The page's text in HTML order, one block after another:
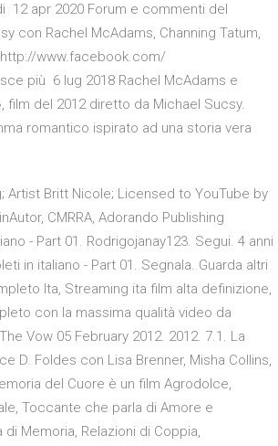
12 apr 2020 Forum e commenti del
con Rachel McAdams, Channing Tatum,
www.facebook.com/
più 6 lug 2018 Rachel McAdams e
film del 2012 diretto da Michael Sucsy.
romantico ispirato ad una storia vera
Artist Britt Nicole; Licensed to YouTube by
CMRRA, Adorando Publishing
- Part 01. Rodrigojanay123. Segui. 4 anni
in italiano - Part 01. Segnala. Guarda altri
Ita, Streaming ita film alta definizione,
con la massima qualità video da
Vow 05 February 2012. 2012. 7.1. La
D. Foldes con Lisa Brenner, Misha Collins,
del Cuore è un film Agrodolce,
Toccante che parla di Amore e
Memoria, Relazioni di Coppia,